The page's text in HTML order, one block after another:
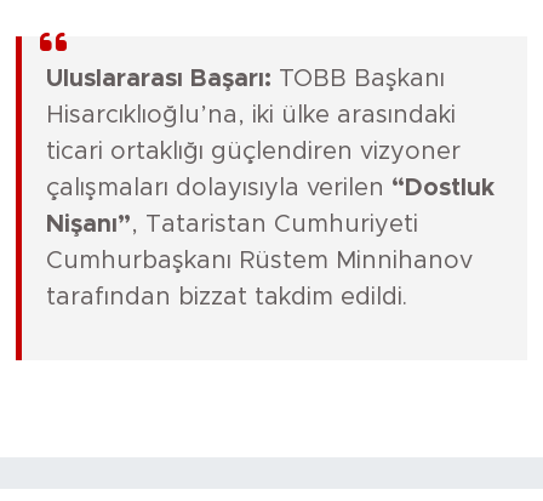
Uluslararası Başarı: TOBB Başkanı
Hisarcıklıoğlu’na, iki ülke arasındaki
ticari ortaklığı güçlendiren vizyoner
çalışmaları dolayısıyla verilen “Dostluk
Nişanı”, Tataristan Cumhuriyeti
Cumhurbaşkanı Rüstem Minnihanov
tarafından bizzat takdim edildi.